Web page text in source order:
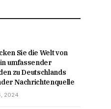
Sie die Welt von
umfassender
zu Deutschlands
Nachrichtenquelle
2024